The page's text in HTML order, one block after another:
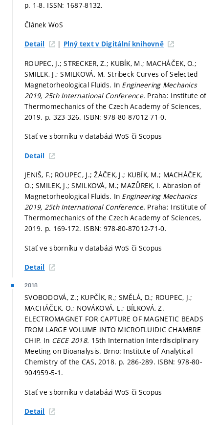
p. 1-8. ISSN: 1687-8132.
Článek WoS
Detail | Plný text v Digitální knihovně
ROUPEC, J.; STRECKER, Z.; KUBÍK, M.; MACHÁČEK, O.;
SMILEK, J.; SMILKOVÁ, M. Stribeck Curves of Selected
Magnetorheological Fluids. In Engineering Mechanics
2019, 25th International Conference. Praha: Institute of
Thermomechanics of the Czech Academy of Sciences,
2019. p. 323-326. ISBN: 978-80-87012-71-0.
Stať ve sborníku v databázi WoS či Scopus
Detail
JENIŠ, F.; ROUPEC, J.; ŽÁČEK, J.; KUBÍK, M.; MACHÁČEK,
O.; SMILEK, J.; SMILKOVÁ, M.; MAZŮREK, I. Abrasion of
Magnetorheological Fluids. In Engineering Mechanics
2019, 25th International Conference. Praha: Institute of
Thermomechanics of the Czech Academy of Sciences,
2019. p. 169-172. ISBN: 978-80-87012-71-0.
Stať ve sborníku v databázi WoS či Scopus
Detail
2018
SVOBODOVÁ, Z.; KUPČÍK, R.; SMĚLÁ, D.; ROUPEC, J.;
MACHÁČEK, O.; NOVÁKOVÁ, L.; BÍLKOVÁ, Z.
ELECTROMAGNET FOR CAPTURE OF MAGNETIC BEADS
FROM LARGE VOLUME INTO MICROFLUIDIC CHAMBRE
CHIP. In CECE 2018. 15th Internation Interdisciplinary
Meeting on Bioanalysis. Brno: Institute of Analytical
Chemistry of the CAS, 2018. p. 286-289. ISBN: 978-80-
904959-5-1.
Stať ve sborníku v databázi WoS či Scopus
Detail